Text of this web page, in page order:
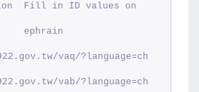
Fill in ID values on
ephrain
vaq/?language=ch
vab/?language=ch